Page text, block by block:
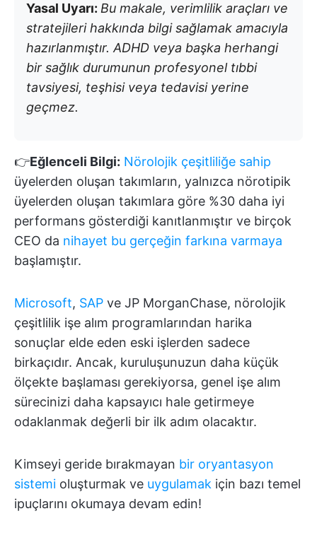
Yasal Uyarı: Bu makale, verimlilik araçları ve
stratejileri hakkında bilgi sağlamak amacıyla
hazırlanmıştır. ADHD veya başka herhangi
bir sağlık durumunun profesyonel tıbbi
tavsiyesi, teşhisi veya tedavisi yerine
geçmez.
👉Eğlenceli Bilgi: Nörolojik çeşitliliğe sahip
üyelerden oluşan takımların, yalnızca nörotipik
üyelerden oluşan takımlara göre %30 daha iyi
performans gösterdiği kanıtlanmıştır ve birçok
CEO da nihayet bu gerçeğin farkına varmaya
başlamıştır.
Microsoft, SAP ve JP MorganChase, nörolojik
çeşitlilik işe alım programlarından harika
sonuçlar elde eden eski işlerden sadece
birkaçıdır. Ancak, kuruluşunuzun daha küçük
ölçekte başlaması gerekiyorsa, genel işe alım
sürecinizi daha kapsayıcı hale getirmeye
odaklanmak değerli bir ilk adım olacaktır.
Kimseyi geride bırakmayan bir oryantasyon
sistemi oluşturmak ve uygulamak için bazı temel
ipuçlarını okumaya devam edin!